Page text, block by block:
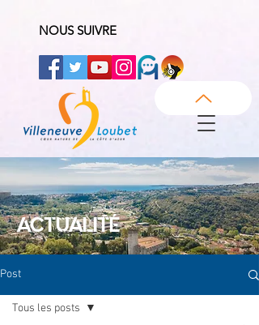
NOUS SUIVRE
ACTUALITÉ
Post
Tous les posts